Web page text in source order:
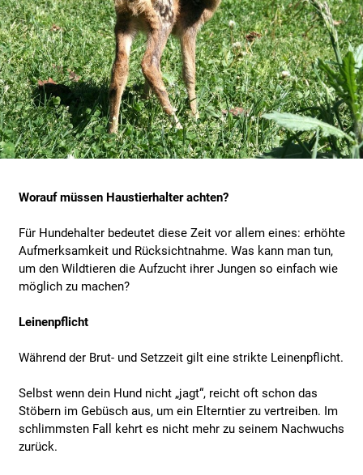
Worauf müssen Haustierhalter achten?
Für Hundehalter bedeutet diese Zeit vor allem eines: erhöhte
Aufmerksamkeit und Rücksichtnahme. Was kann man tun,
um den Wildtieren die Aufzucht ihrer Jungen so einfach wie
möglich zu machen?
Leinenpflicht
Während der Brut- und Setzzeit gilt eine strikte Leinenpflicht.
Selbst wenn dein Hund nicht „jagt“, reicht oft schon das
Stöbern im Gebüsch aus, um ein Elterntier zu vertreiben. Im
schlimmsten Fall kehrt es nicht mehr zu seinem Nachwuchs
zurück.